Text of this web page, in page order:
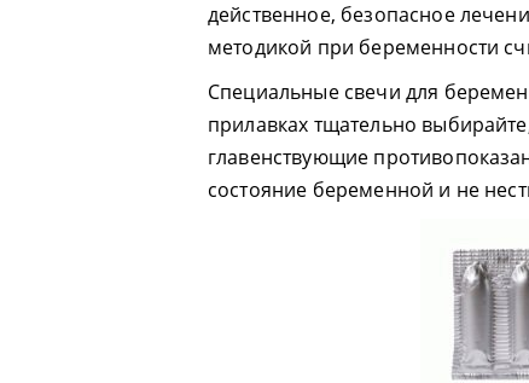
действенное, безопасное
методикой при беременности
Специальные свечи для
прилавках тщательно
главенствующие
состояние беременной и не